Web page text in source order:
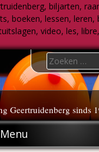
biljarten,
boeken, lessen, leren,
video, les,
Geertruidenberg sinds
Search
for: